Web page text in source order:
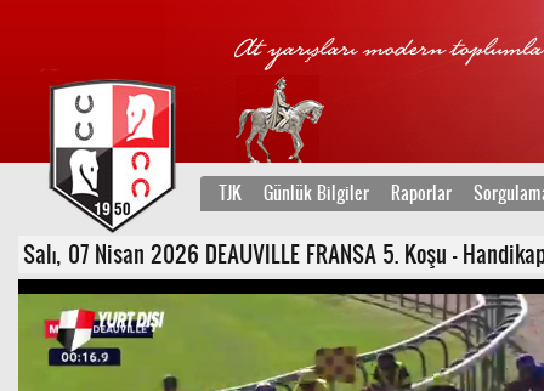
TJK Günlük Bilgiler Raporlar
Salı, 07 Nisan 2026 DEAUVILLE FRANSA 5. Koşu -